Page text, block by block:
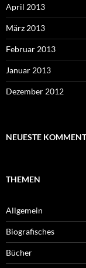
April 2013
März 2013
Februar 2013
Januar 2013
Dezember 2012
NEUESTE
THEMEN
Allgemein
Biografisches
Bücher